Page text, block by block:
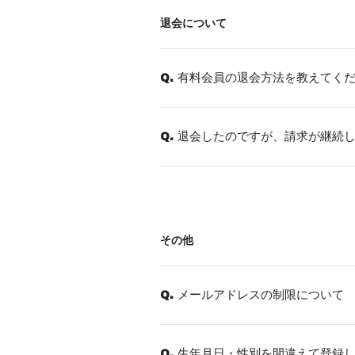
退会について
Q. 有料会員の退会方法を教えてくだ
Q. 退会したのですが、請求が継続し
その他
Q. メールアドレスの制限について